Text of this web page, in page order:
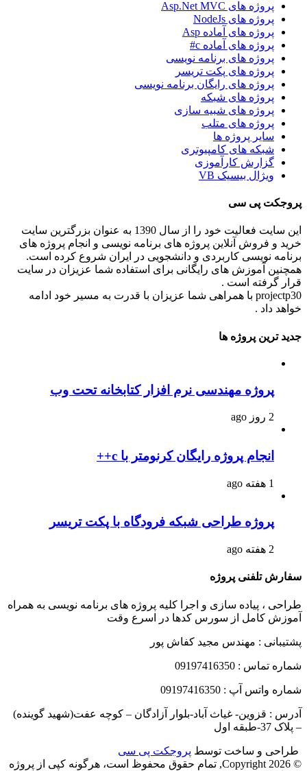
پروژه های Asp.Net MVC
پروژه های NodeJs
پروژه های آماده Asp
پروژه های آماده c#
پروژه های برنامه نویسی
پروژه های پکت تریسر
پروژه های رایگان برنامه نویسی
پروژه های شبکه
پروژه های شبیه سازی
پروژه های متلب
سایر پروژه ها
شبکه های کامپیوتری
گزارش کارآموزی
ویژال بیسیک VB
پروجکت پی سی
این سایت فعالیت خود را از سال 1390 به عنوان بزرگترین سایت
خرید و فروش آنلاین پروژه های برنامه نویسی و انجام پروژه های
برنامه نویسی کاربردی و دانشجویی در ایران شروع کرده است.
همچنین آموزش های رایگانی برای استفاده شما عزیزان در سایت
قرار گرفته است .
projectp30 با همراهی شما عزیزان با قدرت به مسیر خود ادامه
خواهد داد .
جدید ترین پروژه ها
پروژه مهندسی نرم افزار کتابخانه تحت وب
2 روز ago
انجام پروژه رایگان کرنومتر با c++
1 هفته ago
پروژه طراحی شبکه فرودگاه با پکت تریسر
2 هفته ago
سفارش تلفنی پروژه
طراحی ، پیاده سازی و اجرا کلیه پروژه های برنامه نویسی به همراه
آموزش کامل از سورس کدها در اسرع وقت
پشتیبانی : مهندس مجید کفاش پور
شماره تماس : 09197416350
شماره واتس آپ : 09197416350
آدرس : قزوین- غیاث آباد-بلوار آزادگان – کوچه عفت(شهید گوینده)
– پلاک 37-طبقه اول
طراحی و ساخت توسط پروجکت پی سی
© Copyright 2026, تمام حقوق محفوظ است، هرگونه کپی از پروژه